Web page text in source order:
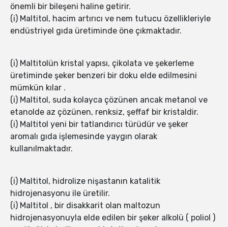
önemli bir bileşeni haline getirir.
(i) Maltitol, hacim artırıcı ve nem tutucu özellikleriyle
endüstriyel gıda üretiminde öne çıkmaktadır.
(i) Maltitolün kristal yapısı, çikolata ve şekerleme
üretiminde şeker benzeri bir doku elde edilmesini
mümkün kılar .
(i) Maltitol, suda kolayca çözünen ancak metanol ve
etanolde az çözünen, renksiz, şeffaf bir kristaldir.
(i) Maltitol yeni bir tatlandırıcı türüdür ve şeker
aromalı gıda işlemesinde yaygın olarak
kullanılmaktadır.
(i) Maltitol, hidrolize nişastanın katalitik
hidrojenasyonu ile üretilir.
(i) Maltitol , bir disakkarit olan maltozun
hidrojenasyonuyla elde edilen bir şeker alkolü ( poliol )